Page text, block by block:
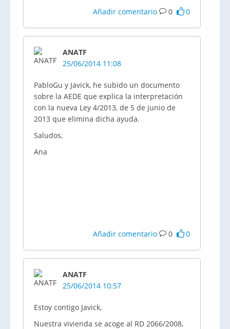
Añadir comentario 0 0
ANATF
25/06/2014 11:08
PabloGu y Javick, he subido un documento
sobre la AEDE que explica la interpretación
con la nueva Ley 4/2013, de 5 de junio de
2013 que elimina dicha ayuda.
Saludos,
Ana
Añadir comentario 0 0
ANATF
25/06/2014 10:57
Estoy contigo Javick,
Nuestra vivienda se acoge al RD 2066/2008,